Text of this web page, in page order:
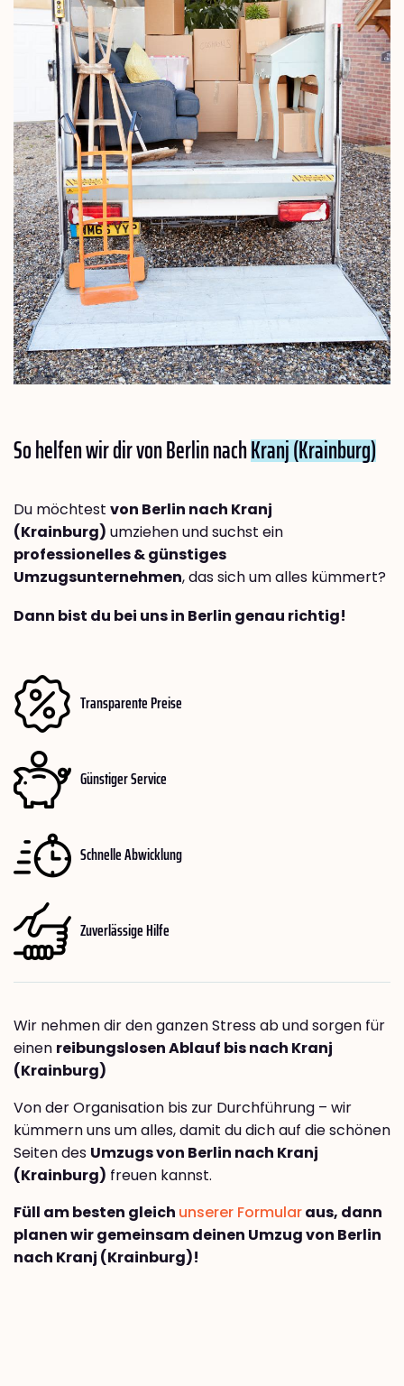
So helfen wir dir von Berlin nachKranj (Krainburg)
Du möchtest von Berlin nach Kranj
(Krainburg) umziehen und suchst ein
professionelles & günstiges
Umzugsunternehmen, das sich um alles kümmert?
Dann bist du bei uns in Berlin genau richtig!
Transparente Preise
Günstiger Service
Schnelle Abwicklung
Zuverlässige Hilfe
Wir nehmen dir den ganzen Stress ab und sorgen für
einen reibungslosen Ablauf bis nach Kranj
(Krainburg)
Von der Organisation bis zur Durchführung – wir
kümmern uns um alles, damit du dich auf die schönen
Seiten des Umzugs von Berlin nach Kranj
(Krainburg) freuen kannst.
Füll am besten gleich unserer Formularaus, dann
planen wir gemeinsam deinen Umzug von Berlin
nach Kranj (Krainburg)!